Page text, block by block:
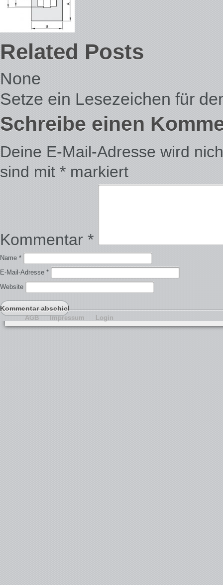
Related Posts
None
Setze ein Lesezeichen für
Schreibe einen
Deine E-Mail-Adresse wird
sind mit * markiert
Kommentar *
Name *
E-Mail-Adresse *
Website
AGB Impressum Login